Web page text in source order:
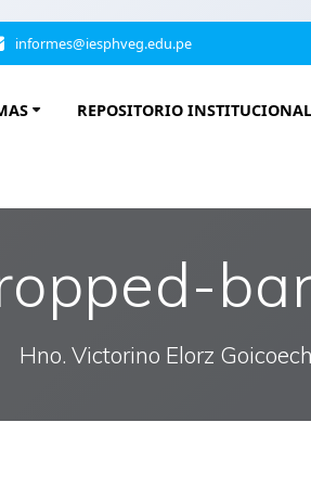
informes@iesphveg.edu.pe
REPOSITORIO INSTITUCIONAL
Hno. Victorino Elorz